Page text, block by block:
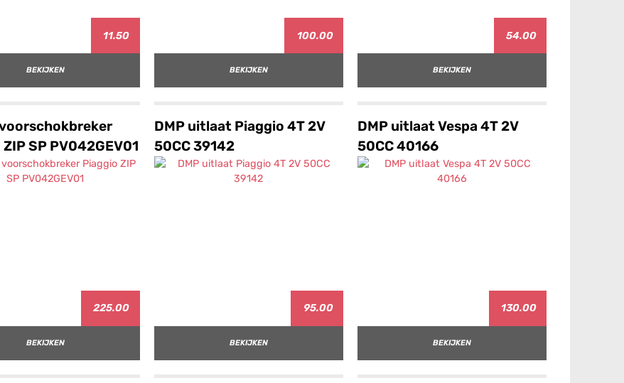
11.50
BEKIJKEN
100.00
BEKIJKEN
54.00
BEKIJKEN
SP PV042GEV01
225.00
BEKIJKEN
DMP uitlaat Piaggio 4T 2V
50CC 39142
95.00
BEKIJKEN
DMP uitlaat Vespa 4T 2V
50CC 40166
130.00
BEKIJKEN